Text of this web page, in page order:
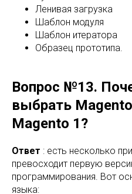
Ленивая загрузка
Шаблон модуля
Шаблон итератора
Образец прототипа.
Вопрос №13.
выбрать
Magento 1?
Ответ : есть несколько
превосходит первую
программирования. Вот
языка: